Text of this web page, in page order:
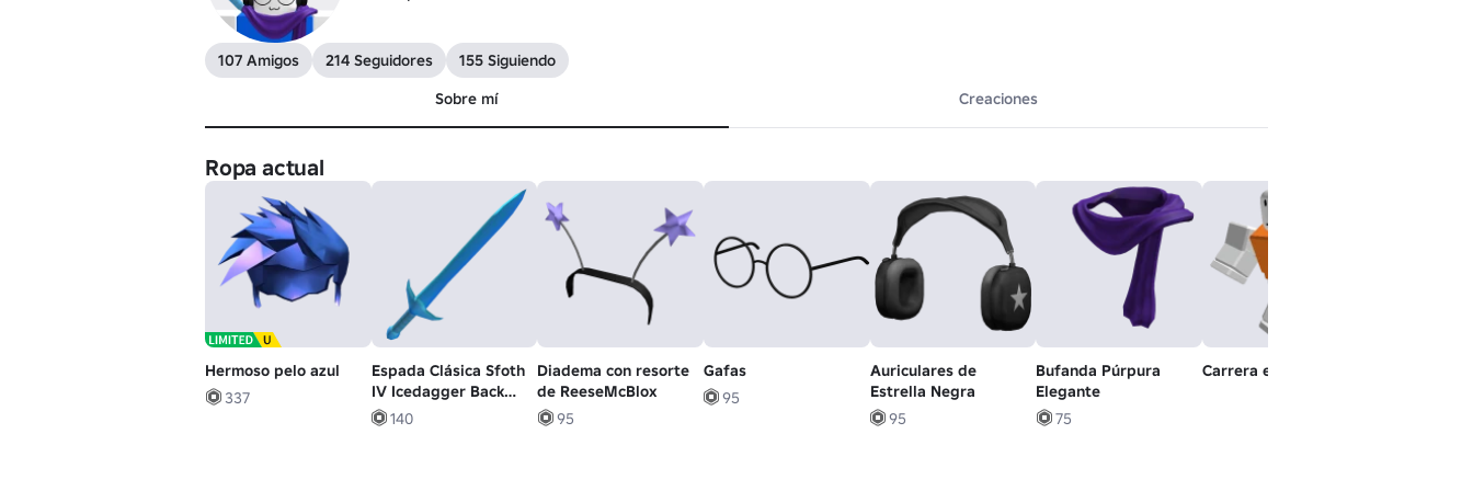
107 Amigos 214 Seguidores
155 Siguiendo
Sobre mí
Creaciones
Ropa actual
Hermoso pelo azul
337
Espada Clásica Sfoth
IV Icedagger Back
(FORSAKEN)
140
Diadema con resorte
de ReeseMcBlox
95
Gafas
95
Auriculares de
Estrella Negra
95
Bufanda Púrpura
Elegante
75
Carrera elegante